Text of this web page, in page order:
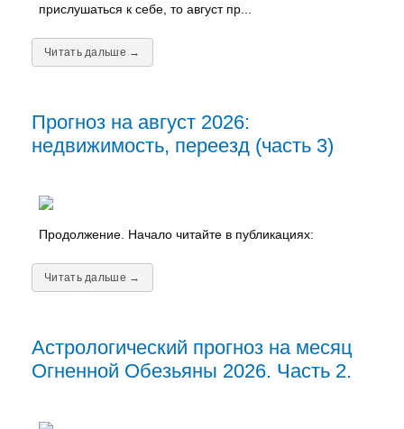
прислушаться к себе, то август пр...
Читать дальше →
Прогноз на август 2026:
недвижимость, переезд (часть 3)
Продолжение. Начало читайте в публикациях:
Читать дальше →
Астрологический прогноз на месяц
Огненной Обезьяны 2026. Часть 2.